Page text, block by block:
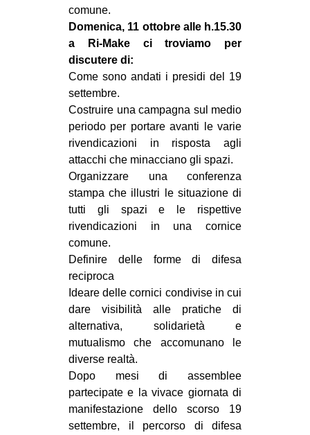
EVENTI
in
tw
bsky
ms
SEARCH
comune.
Domenica, 11 ottobre alle h.15.30
a Ri-Make ci troviamo per
discutere di:
Come sono andati i presidi del 19
settembre.
Costruire una campagna sul medio
periodo per portare avanti le varie
rivendicazioni in risposta agli
attacchi che minacciano gli spazi.
Organizzare una conferenza
stampa che illustri le situazione di
tutti gli spazi e le rispettive
rivendicazioni in una cornice
comune.
Definire delle forme di difesa
reciproca
Ideare delle cornici condivise in cui
dare visibilità alle pratiche di
alternativa, solidarietà e
mutualismo che accomunano le
diverse realtà.
Dopo mesi di assemblee
partecipate e la vivace giornata di
manifestazione dello scorso 19
settembre, il percorso di difesa